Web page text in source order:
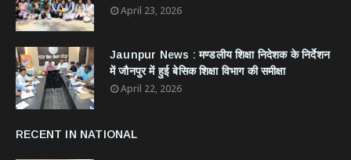
April 23, 2026
Jaunpur News : ​मण्डलीय शिक्षा निदेशक के निर्देशन
में जौनपुर में हुई बेसिक शिक्षा विभाग की समीक्षा
April 22, 2026
RECENT IN NATIONAL